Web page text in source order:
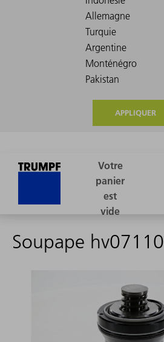
APPLIQUER
Soupape hv07110